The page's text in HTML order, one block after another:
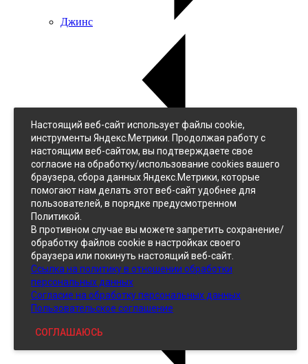
Джинс
Джинс
Однотонный
Принтованный
Кожзам
Настоящий веб-сайт использует файлы cookie,
инструменты Яндекс.Метрики. Продолжая работу с
настоящим веб-сайтом, вы подтверждаете свое
согласие на обработку/использование cookies вашего
браузера, сбора данных Яндекс.Метрики, которые
помогают нам делать этот веб-сайт удобнее для
пользователей, в порядке предусмотренном
Политикой.
В противном случае вы можете запретить сохранение/
обработку файлов cookie в настройках своего
браузера или покинуть настоящий веб-сайт.
Ссылка на политику в отношении обработки
персональных данных
Согласие на обработку персональных данных
Пользовательское соглашение
СОГЛАШАЮСЬ